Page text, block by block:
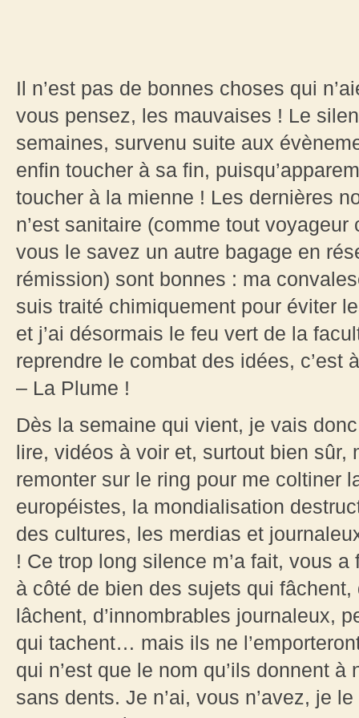
Il n’est pas de bonnes choses qui
vous pensez, les mauvaises ! Le
semaines, survenu suite aux
enfin toucher à sa fin,
toucher à la mienne ! Les dernières
n’est sanitaire (comme tout
vous le savez un autre bagage en
rémission) sont bonnes : ma
suis traité chimiquement pour éviter
et j’ai désormais le feu vert de la
reprendre le combat des idées, c’est
– La Plume !
Dès la semaine qui vient, je vais
lire, vidéos à voir et, surtout bien sûr,
remonter sur le ring pour me coltiner
européistes, la mondialisation
des cultures, les merdias et
! Ce trop long silence m’a fait, vous
à côté de bien des sujets qui
lâchent, d’innombrables journaleux,
qui tachent… mais ils ne
qui n’est que le nom qu’ils donnent
sans dents. Je n’ai, vous n’avez, je